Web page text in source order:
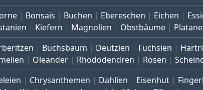
Bonsais Buchen Ebereschen Eichen
Kiefern Magnolien Obstbäume
Buchsbaum Deutzien Fuchsien
Oleander Rhododendren Rosen
Chrysanthemen Dahlien Eisenhut